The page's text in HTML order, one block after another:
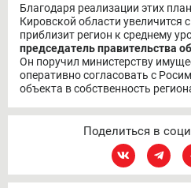
Благодаря реализации этих
Кировской области увеличится
приблизит регион к среднему
председатель правительства
Он поручил министерству
оперативно согласовать с
объекта в собственность
Поделиться в